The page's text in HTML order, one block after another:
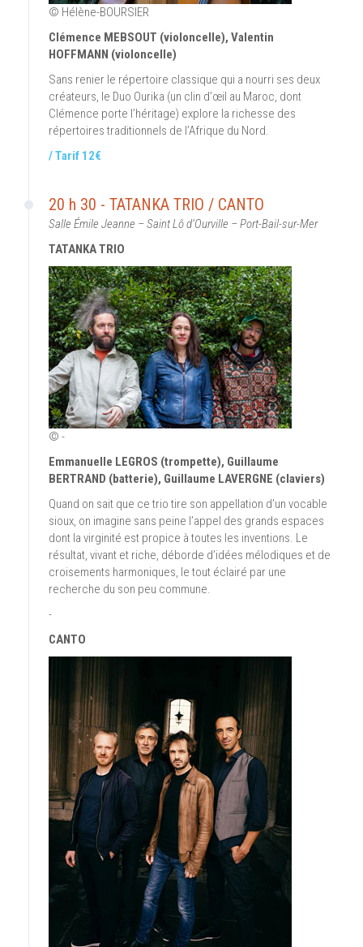
© Hélène-BOURSIER
Clémence MEBSOUT (violoncelle), Valentin
HOFFMANN (violoncelle)
Sans renier le répertoire classique qui a nourri ses deux
créateurs, le Duo Ourika (un clin d’œil au Maroc, dont
Clémence porte l’héritage) explore la richesse des
répertoires traditionnels de l’Afrique du Nord.
/ Tarif 12€
20 h 30 - TATANKA TRIO / CANTO
Salle Émile Jeanne – Saint Lô d’Ourville – Port-Bail-sur-Mer
TATANKA TRIO
© -
Emmanuelle LEGROS (trompette), Guillaume
BERTRAND (batterie), Guillaume LAVERGNE (claviers)
Quand on sait que ce trio tire son appellation d’un vocable
sioux, on imagine sans peine l’appel des grands espaces
dont la virginité est propice à toutes les inventions. Le
résultat, vivant et riche, déborde d’idées mélodiques et de
croisements harmoniques, le tout éclairé par une
recherche du son peu commune.
-
CANTO